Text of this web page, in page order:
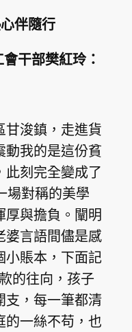
伴隨行
干部樊紅玲：
甘浚鎮，走進貨
動我的是這份貧
刻完全變成了
場對稱的美學
與擔負。闡明
婆言語間儘是感
小賬本，下面記
的往向，孩子
支，每一筆都清
的一絲不苟，也